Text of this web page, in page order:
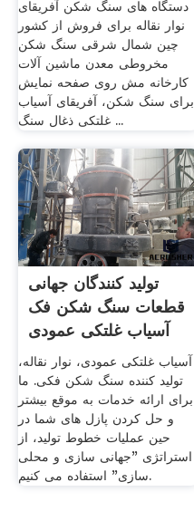
دستگاه های سنگ شکن آفریقای
نوار نقاله برای فروش از کشور
چین شمال شرقی سنگ شکن
مخروطی معدن ماشین آلات
کارخانه مش روی صفحه نمایش
برای سنگ شکن، آفریقای آسیاب
غلتکی ذغال سنگ ...
تولید کنندگان جهانی
قطعات سنگ شکن فک
آسیاب غلتکی عمودی
آسیاب غلتکی عمودی، نوار نقاله،
تولید کننده سنگ شکن فکی. ما
برای ارائه خدمات به موقع بیشتر
و حل کردن پازل های شما در
حین عملیات خطوط تولید، از
استراتژی "جهانی سازی و محلی
سازی" استفاده می کنیم.